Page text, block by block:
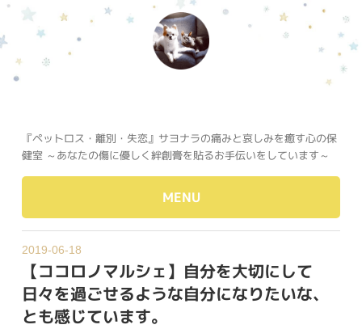
『ペットロス・離別・失恋』サヨナラの痛みと哀しみを癒す心の保
健室 ～あなたの傷に優しく絆創膏を貼るお手伝いをしています～
MENU
2019-06-18
【ココロノマルシェ】自分を大切にして
日々を過ごせるような自分になりたいな、
とも感じています。